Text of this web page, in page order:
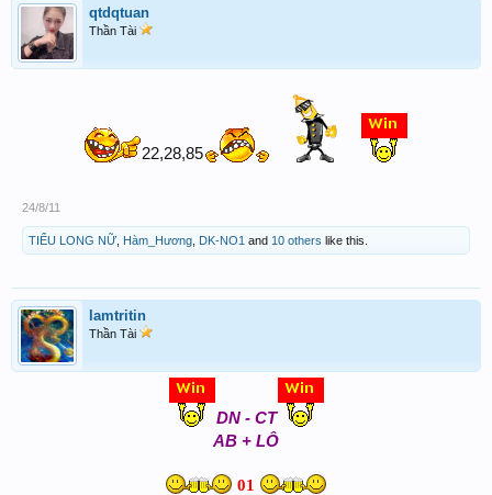
qtdqtuan
Thần Tài
22,28,85
24/8/11
TIỂU LONG NỮ Hàm_Hương DK-NO1 and 10 others like this.
lamtritin
Thần Tài
DN - CT
AB + LÔ
01